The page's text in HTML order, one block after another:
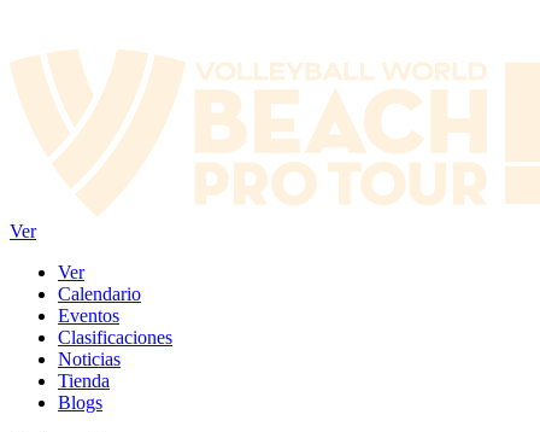
Ver
Ver
Calendario
Eventos
Clasificaciones
Noticias
Tienda
Blogs